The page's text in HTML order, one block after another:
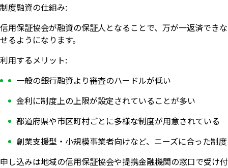
制度融資の仕組み:
信用保証協会が融資の保証人となることで、万が一返済でき
せるようになります。
利用するメリット:
一般の銀行融資より審査のハードルが低い
金利に制度上の上限が設定されていることが多い
都道府県や市区町村ごとに多様な制度が用意されている
創業支援型・小規模事業者向けなど、ニーズに合った制
申し込みは地域の信用保証協会や提携金融機関の窓口で受け